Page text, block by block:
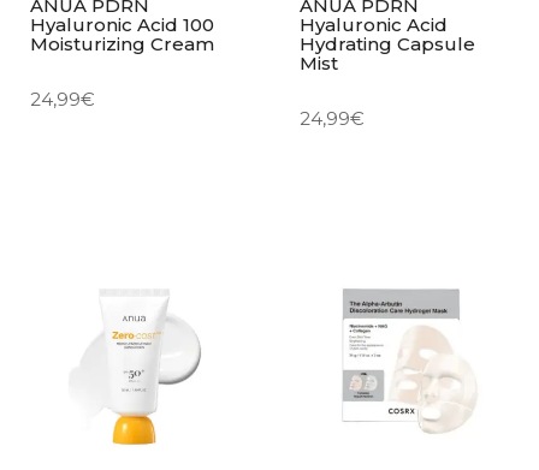
ANUA PDRN
Hyaluronic Acid 100
Moisturizing Cream
24,99€
ANUA PDRN
Hyaluronic Acid
Hydrating Capsule
Mist
24,99€